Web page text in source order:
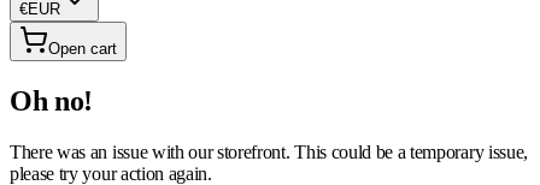
€EUR
Open cart
Oh no!
There was an issue with our storefront. This could be a temporary issue,
please try your action again.